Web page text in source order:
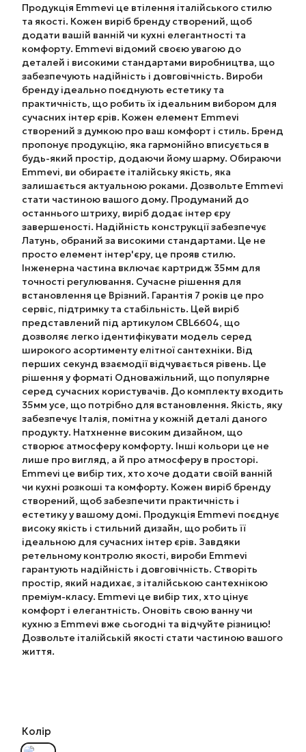
Продукція Emmevi це втілення італійського стилю
та якості. Кожен виріб бренду створений, щоб
додати вашій ванній чи кухні елегантності та
комфорту. Emmevi відомий своєю увагою до
деталей і високими стандартами виробництва, що
забезпечують надійність і довговічність. Вироби
бренду ідеально поєднують естетику та
практичність, що робить їх ідеальним вибором для
сучасних інтер єрів. Кожен елемент Emmevi
створений з думкою про ваш комфорт і стиль. Бренд
пропонує продукцію, яка гармонійно вписується в
будь-який простір, додаючи йому шарму. Обираючи
Emmevi, ви обираєте італійську якість, яка
залишається актуальною роками. Дозвольте Emmevi
стати частиною вашого дому. Продуманий до
останнього штриху, виріб додає інтер єру
завершеності. Надійність конструкції забезпечує
Латунь, обраний за високими стандартами. Це не
просто елемент інтер'єру, це прояв стилю.
Інженерна частина включає картридж 35мм для
точності регулювання. Сучасне рішення для
встановлення це Врізний. Гарантія 7 років це про
сервіс, підтримку та стабільність. Цей виріб
представлений під артикулом CBL6604, що
дозволяє легко ідентифікувати модель серед
широкого асортименту елітної сантехніки. Від
перших секунд взаємодії відчувається рівень. Це
рішення у форматі Одноважільний, що популярне
серед сучасних користувачів. До комплекту входить
35мм усе, що потрібно для встановлення. Якість, яку
забезпечує Італія, помітна у кожній деталі даного
продукту. Натхненне високим дизайном, що
створює атмосферу комфорту. Інші кольори це не
лише про вигляд, а й про атмосферу в просторі.
Emmevi це вибір тих, хто хоче додати своїй ванній
чи кухні розкоші та комфорту. Кожен виріб бренду
створений, щоб забезпечити практичність і
естетику у вашому домі. Продукція Emmevi поєднує
високу якість і стильний дизайн, що робить її
ідеальною для сучасних інтер єрів. Завдяки
ретельному контролю якості, вироби Emmevi
гарантують надійність і довговічність. Створіть
простір, який надихає, з італійською сантехнікою
преміум-класу. Emmevi це вибір тих, хто цінує
комфорт і елегантність. Оновіть свою ванну чи
кухню з Emmevi вже сьогодні та відчуйте різницю!
Дозвольте італійській якості стати частиною вашого
життя.
Колір